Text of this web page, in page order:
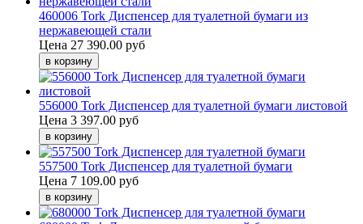
460006 Tork Диспенсер для туалетной бумаги из
нержавеющей стали
Цена 27 390.00 руб
556000 Tork Диспенсер для туалетной бумаги листовой
Цена 3 397.00 руб
557500 Tork Диспенсер для туалетной бумаги
Цена 7 109.00 руб